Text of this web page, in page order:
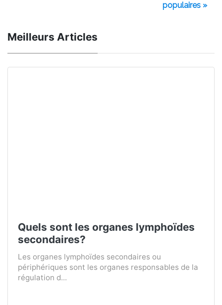
populaires »
Meilleurs Articles
Quels sont les organes lymphoïdes
secondaires?
Les organes lymphoïdes secondaires ou
périphériques sont les organes responsables de la
régulation d...